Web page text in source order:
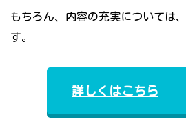
もちろん、内容の充実については、
す。
詳しくはこちら